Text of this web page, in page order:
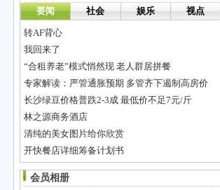
要闻
社会 娱乐 视点
转AF背心
我回来了
“合租养老”模式悄然现 老人群居拼餐
专家解读：严管通胀预期 多管齐下遏制高房价
长沙绿豆价格普跌2-3成 最低价不足7元/斤
林之源商务酒店
清纯的美女图片给你欣赏
开快餐店详细筹备计划书
浙江丽水KTV老板涉嫌强奸14名女生受审
◥◣长沙专业上门维修液晶显示器, 维修维护电脑
会员相册